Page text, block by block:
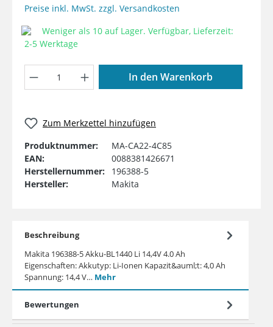
Preise inkl. MwSt. zzgl. Versandkosten
Weniger als 10 auf Lager. Verfügbar, Lieferzeit:
2-5 Werktage
Produkt Anzahl: Gib den
In den Warenkorb
Zum Merkzettel hinzufügen
Produktnummer:
MA-CA22-4C85
EAN:
0088381426671
Herstellernummer:
196388-5
Hersteller:
Makita
Beschreibung
Makita 196388-5 Akku-BL1440 Li 14,4V 4.0 Ah
Eigenschaften: Akkutyp: Li-Ionen Kapazit&auml;t: 4,0 Ah
Spannung: 14,4 V… Mehr
Bewertungen